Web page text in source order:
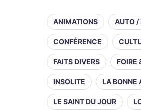
ANIMATIONS AUTO /
CONFÉRENCE
FAITS DIVERS FOIRE
INSOLITE LA BONNE
LE SAINT DU JOUR